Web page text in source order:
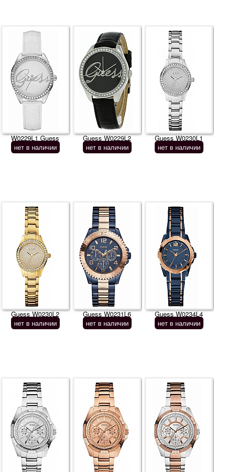
W0229L1 Guess
нет в наличии
Guess W0229L2
нет в наличии
Guess W0230L1
нет в наличии
Guess W0230L2
нет в наличии
Guess W0231L6
нет в наличии
Guess W0234L4
нет в наличии